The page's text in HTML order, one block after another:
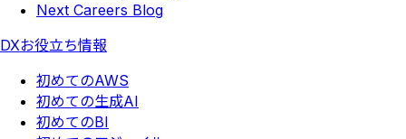
Next Careers Blog
DXお役立ち情報
初めてのAWS
初めての生成AI
初めてのBI